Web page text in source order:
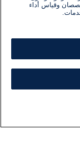
وقياس أداء